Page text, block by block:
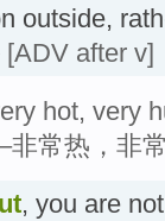
outside,
[ADV after v]
hot, very
非常热，非
, you are